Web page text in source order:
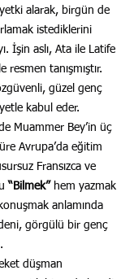
alarak, birgün de
istediklerini
İşin aslı, Ata ile Latife
resmen tanışmıştır.
güzel genç
kabul eder.
Muammer Bey’in üç
Avrupa’da eğitim
Fransızca ve
“Bilmek” hem yazmak
anlamında
görgülü bir genç
düşman